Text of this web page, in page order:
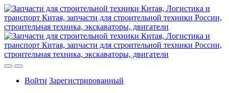
Войти Зарегистрированный